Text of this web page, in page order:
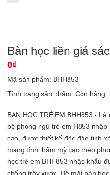
Bàn học liền giá
0₫
Mã sản phẩm: BHH853
Tình trạng sản phẩm: Còn hàng
BÀN HỌC TRẺ EM BHH853 -
bộ phòng ngủ trẻ em H853
cao, được thiết kế độc đáo tinh
mang tính thẩm mỹ cao theo
học trẻ em BHH853 nhập khẩu
chống trầy xước. Bề mặt bàn